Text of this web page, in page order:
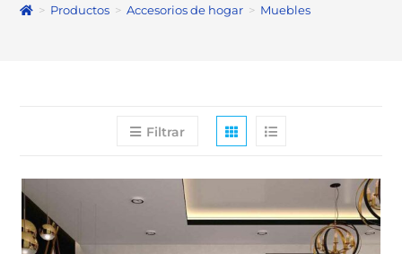
> Productos > Accesorios de hogar > Muebles
Filtrar